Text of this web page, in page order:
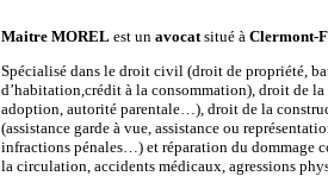
Maitre MOREL est un avocatsitué à Clermont-
Spécialisé dans le droit civil (droit de propriété,
d’habitation,crédit à la consommation), droit de
adoption, autorité parentale…), droit de la
(assistance garde à vue, assistance ou
infractions pénales…) et réparation du dommage
la circulation, accidents médicaux, agressions